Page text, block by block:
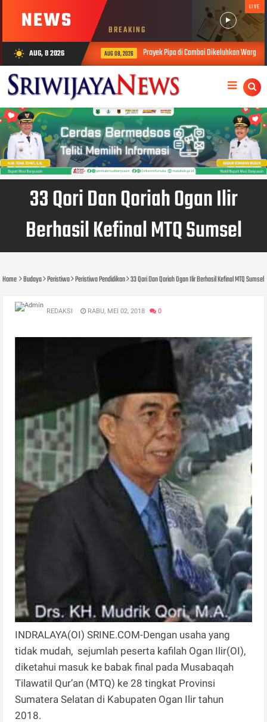
NEWS BREAKING
LIVE
wb_sunny AUG, 8 2026 AUG 08, 2026 Proyek Pipa di Cambai Dikeluhkan Warga, Soroti
33 Qori Dan Qoriah Ogan Ilir
Berhasil Kefinal MTQ Sumsel
Home Budaya Peristiwa Peristiwa Pendidikan 33 Qori Dan Qoriah Ogan Ilir Berhasil Kefinal MTQ Sumsel
REDAKSI RABU, MEI 02, 2018 0
INDRALAYA(OI) SRINE.COM-Dengan usaha yang
tidak mudah, sejumlah peserta kafilah Ogan Ilir(OI),
diketahui masuk ke babak final pada Musabaqah
Tilawatil Qur’an (MTQ) ke 28 tingkat Provinsi
Sumatera Selatan di Kabupaten Ogan Ilir tahun
2018.